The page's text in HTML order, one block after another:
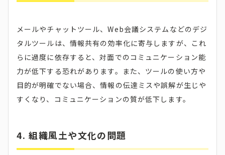
メールやチャットツール、Web会議システムなどのデジ
タルツールは、情報共有の効率化に寄与しますが、これ
らに過度に依存すると、対面でのコミュニケーション能
力が低下する恐れがあります。​また、ツールの使い方や
目的が明確でない場合、情報の伝達ミスや誤解が生じや
すくなり、コミュニケーションの質が低下します。​
4. 組織風土や文化の問題